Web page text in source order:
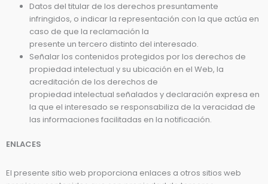
Datos del titular de los derechos presuntamente
infringidos, o indicar la representación con la que actúa en
caso de que la reclamación la
presente un tercero distinto del interesado.
Señalar los contenidos protegidos por los derechos de
propiedad intelectual y su ubicación en el Web, la
acreditación de los derechos de
propiedad intelectual señalados y declaración expresa en
la que el interesado se responsabiliza de la veracidad de
las informaciones facilitadas en la notificación.
ENLACES
El presente sitio web proporciona enlaces a otros sitios web